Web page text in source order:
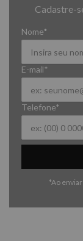
Cadastre-
*Ao
Nome*
E-mail*
Telefone*